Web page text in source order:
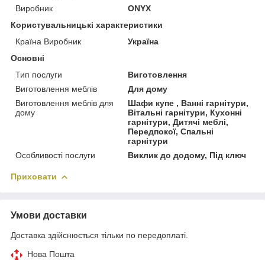
Виробник
ONYX
Користувальницькі характеристики
Країна Виробник
Україна
Основні
Тип послуги
Виготовлення
Виготовлення меблів
Для дому
Виготовлення меблів для
дому
Шафи купе , Ванні гарнітури,
Вітальні гарнітури, Кухонні
гарнітури, Дитячі меблі,
Передпокої, Спальні
гарнітури
Особливості послуги
Виклик до додому, Під ключ
Приховати
Умови доставки
Доставка здійснюється тільки по передоплаті.
Нова Пошта